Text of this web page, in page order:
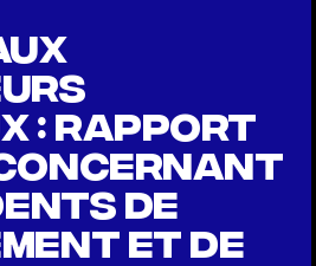
: Rapport
de
et de